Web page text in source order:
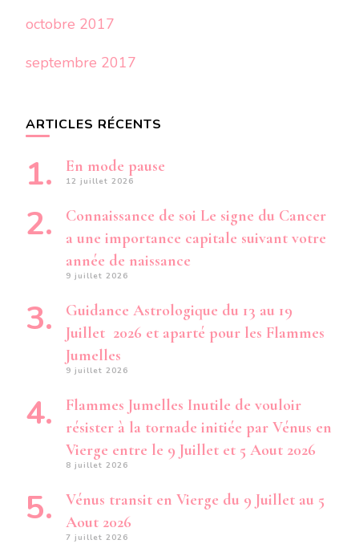
octobre 2017
septembre 2017
ARTICLES RÉCENTS
En mode pause
12 juillet 2026
Connaissance de soi Le signe du Cancer
a une importance capitale suivant votre
année de naissance
9 juillet 2026
Guidance Astrologique du 13 au 19
Juillet 2026 et aparté pour les Flammes
Jumelles
9 juillet 2026
Flammes Jumelles Inutile de vouloir
résister à la tornade initiée par Vénus en
Vierge entre le 9 Juillet et 5 Aout 2026
8 juillet 2026
Vénus transit en Vierge du 9 Juillet au 5
Aout 2026
7 juillet 2026